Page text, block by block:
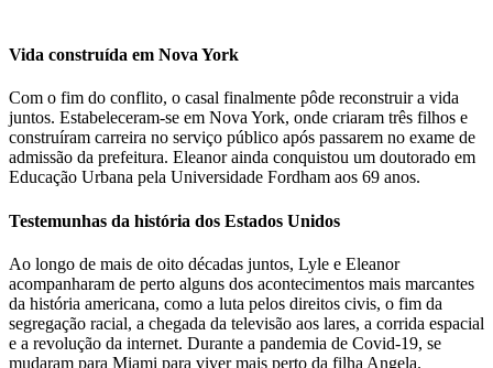
Vida construída em Nova York
Com o fim do conflito, o casal finalmente pôde reconstruir a vida
juntos. Estabeleceram-se em Nova York, onde criaram três filhos e
construíram carreira no serviço público após passarem no exame de
admissão da prefeitura. Eleanor ainda conquistou um doutorado em
Educação Urbana pela Universidade Fordham aos 69 anos.
Testemunhas da história dos Estados Unidos
Ao longo de mais de oito décadas juntos, Lyle e Eleanor
acompanharam de perto alguns dos acontecimentos mais marcantes
da história americana, como a luta pelos direitos civis, o fim da
segregação racial, a chegada da televisão aos lares, a corrida espacial
e a revolução da internet. Durante a pandemia de Covid-19, se
mudaram para Miami para viver mais perto da filha Angela.